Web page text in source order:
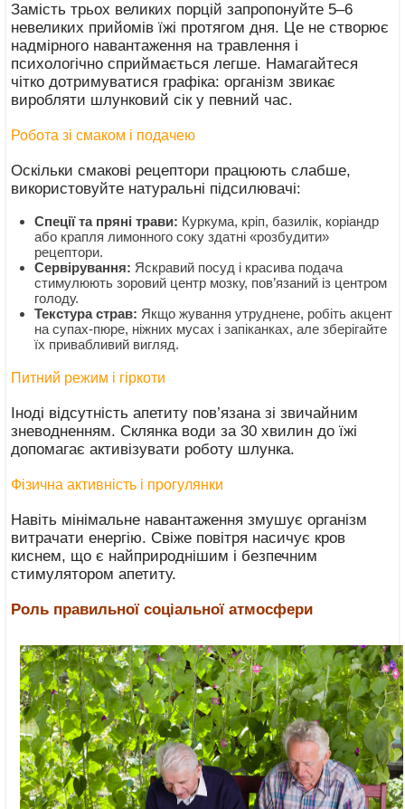
Замість трьох великих порцій запропонуйте 5–6
невеликих прийомів їжі протягом дня. Це не створює
надмірного навантаження на травлення і
психологічно сприймається легше. Намагайтеся
чітко дотримуватися графіка: організм звикає
виробляти шлунковий сік у певний час.
Робота зі смаком і подачею
Оскільки смакові рецептори працюють слабше,
використовуйте натуральні підсилювачі:
Спеції та пряні трави: Куркума, кріп, базилік, коріандр
або крапля лимонного соку здатні «розбудити»
рецептори.
Сервірування: Яскравий посуд і красива подача
стимулюють зоровий центр мозку, пов’язаний із центром
голоду.
Текстура страв: Якщо жування утруднене, робіть акцент
на супах-пюре, ніжних мусах і запіканках, але зберігайте
їх привабливий вигляд.
Питний режим і гіркоти
Іноді відсутність апетиту пов’язана зі звичайним
зневодненням. Склянка води за 30 хвилин до їжі
допомагає активізувати роботу шлунка.
Фізична активність і прогулянки
Навіть мінімальне навантаження змушує організм
витрачати енергію. Свіже повітря насичує кров
киснем, що є найприроднішим і безпечним
стимулятором апетиту.
Роль правильної соціальної атмосфери